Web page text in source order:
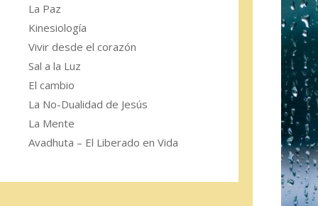
La Paz
Kinesiología
Vivir desde el corazón
Sal a la Luz
El cambio
La No-Dualidad de Jesús
La Mente
Avadhuta – El Liberado en Vida